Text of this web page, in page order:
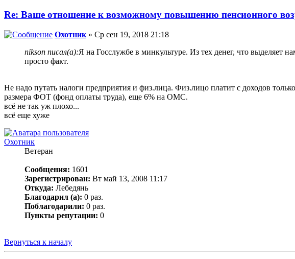
Re: Ваше отношение к возможному повышению пенсионного
Охотник » Ср сен 19, 2018 21:18
nikson писал(а):Я на Госслужбе в минкультуре. Из тех денег, что выделяет
просто факт.
Не надо путать налоги предприятия и физ.лица. Физ.лицо платит с доходов
размера ФОТ (фонд оплаты труда), еще 6% на ОМС.
всё не так уж плохо...
всё еще хуже
Охотник
Ветеран
Сообщения: 1601
Зарегистрирован: Вт май 13, 2008 11:17
Откуда: Лебедянь
Благодарил (а): 0 раз.
Поблагодарили: 0 раз.
Пункты репутации: 0
Вернуться к началу